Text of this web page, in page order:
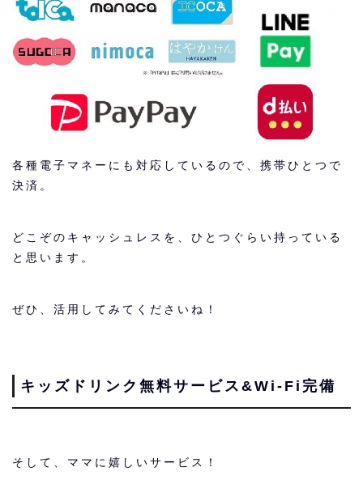
各種電子マネーにも対応しているので、携帯ひとつで
決済。
どこぞのキャッシュレスを、ひとつぐらい持っている
と思います。
ぜひ、活用してみてくださいね！
キッズドリンク無料サービス&Wi-Fi完備
そして、ママに嬉しいサービス！